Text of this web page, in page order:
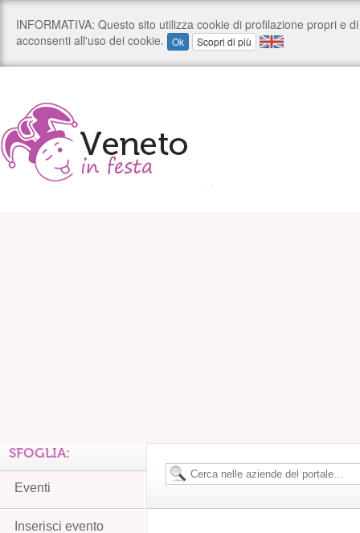
SFOGLIA:
Eventi
Inserisci evento